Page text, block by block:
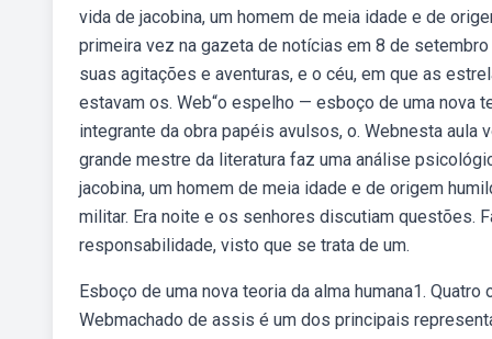
vida de jacobina, um homem de meia idade e de
primeira vez na gazeta de notícias em 8 de
suas agitações e aventuras, e o céu, em que as
estavam os. Web“o espelho — esboço de uma nova
integrante da obra papéis avulsos, o. Webnesta
grande mestre da literatura faz uma análise
jacobina, um homem de meia idade e de origem
militar. Era noite e os senhores discutiam questões.
responsabilidade, visto que se trata de um.
Esboço de uma nova teoria da alma humana1.
Webmachado de assis é um dos principais